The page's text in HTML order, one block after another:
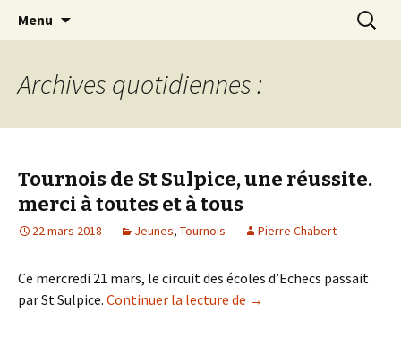
Club d échecs de l
agglomération
chambérienne
Les échecs pour tous
Menu
Archives quotidiennes :
Tournois de St Sulpice, une réussite.
merci à toutes et à tous
22 mars 2018 Jeunes, Tournois Pierre Chabert
Ce mercredi 21 mars, le circuit des écoles d’Echecs passait
par St Sulpice. Continuer la lecture de Tournois de St Sulpice,
→